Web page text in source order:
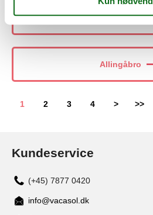
Allinge-Sandvig
Allingåbro
1 2 3 4 > >>
Kundeservice
(+45) 7877 0420
info@vacasol.dk